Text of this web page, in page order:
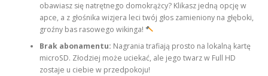
obawiasz się natrętnego domokrążcy? Klikasz jedną opcję w
apce, a z głośnika wizjera leci twój głos zamieniony na głęboki,
groźny bas rasowego wikinga!
Brak abonamentu: Nagrania trafiają prosto na lokalną kartę
microSD. Złodziej może uciekać, ale jego twarz w Full HD
zostaje u ciebie w przedpokoju!